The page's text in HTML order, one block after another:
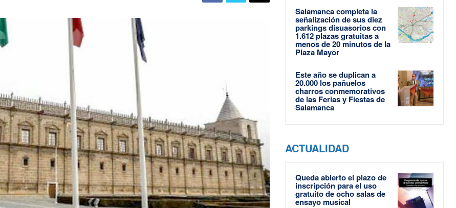
Salamanca completa la
señalización de sus diez
parkings disuasorios con
1.612 plazas gratuitas a
menos de 20 minutos de la
Plaza Mayor
Este año se duplican a
20.000 los pañuelos
charros conmemorativos
de las Ferias y Fiestas de
Salamanca
ACTUALIDAD
Queda abierto el plazo de
inscripción para el uso
gratuito de ocho salas de
ensayo musical